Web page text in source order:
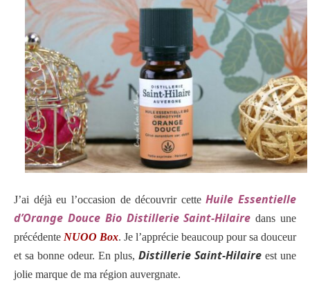
J’ai déjà eu l’occasion de découvrir cetteHuile Essentielle
d’Orange Douce Bio Distillerie Saint-Hilaire dans une
précédente NUOO Box. Je l’apprécie beaucoup pour sa douceur
et sa bonne odeur. En plus, Distillerie Saint-Hilaire est une
jolie marque de ma région auvergnate.